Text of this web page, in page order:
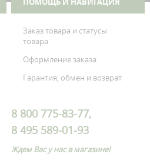
Заказ товара и статусы
товара
Оформление заказа
Гарантия, обмен и возврат
8 800 775-83-77,
8 495 589-01-93
Ждем Вас у нас в магазине!